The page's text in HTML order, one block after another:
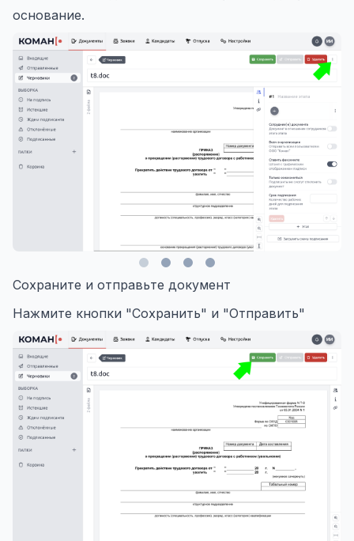
основание.
Сохраните и отправьте документ
Нажмите кнопки "Сохранить" и "Отправить"